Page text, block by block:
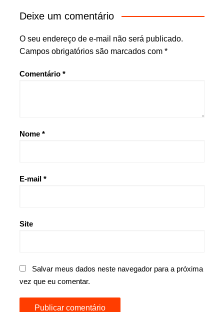
Deixe um comentário
O seu endereço de e-mail não será publicado.
Campos obrigatórios são marcados com *
Comentário *
Nome *
E-mail *
Site
Salvar meus dados neste navegador para a próxima
vez que eu comentar.